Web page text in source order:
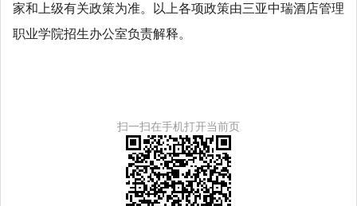
家和上级有关政策为准。以上各项政策由三亚中瑞酒店管理
职业学院招生办公室负责解释。
扫一扫在手机打开当前页